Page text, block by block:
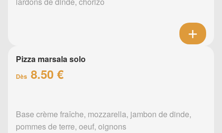
Pizza marsala solo
Dès 8.50 €
Base crème fraîche, mozzarella, jambon de dinde,
pommes de terre, oeuf, oignons